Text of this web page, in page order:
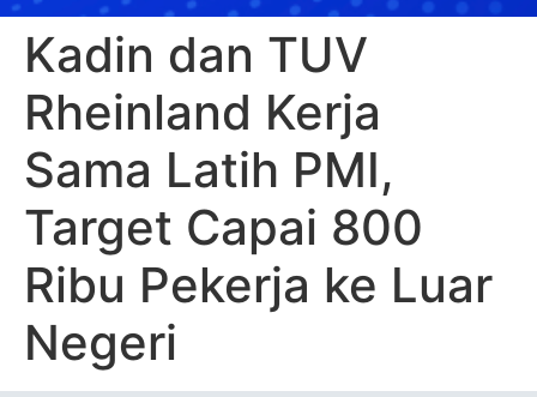
Kadin dan TUV
Rheinland Kerja
Sama Latih PMI,
Target Capai 800
Ribu Pekerja ke Luar
Negeri